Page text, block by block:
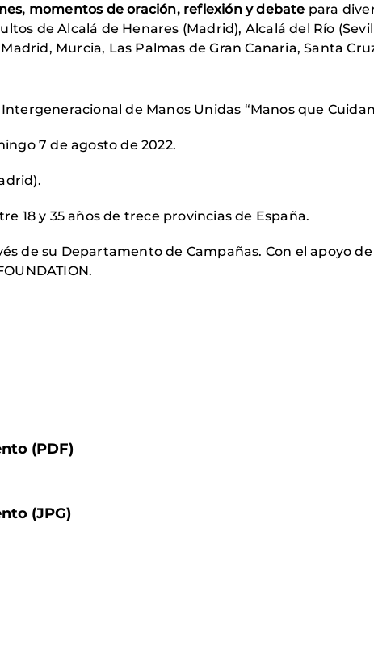
momentos de oración, reflexión y debate para
de Alcalá de Henares (Madrid), Alcalá del Río
Murcia, Las Palmas de Gran Canaria, Santa
de Manos Unidas “Manos que
7 de agosto de 2022.
18 y 35 años de trece provincias de España.
de su Departamento de Campañas. Con el apoyo
(PDF)
(JPG)